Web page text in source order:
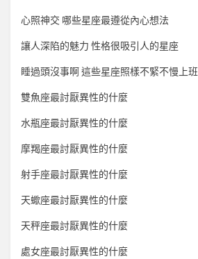
心照神交 哪些星座最遵從內心想法
讓人深陷的魅力 性格很吸引人的星座
睡過頭沒事啊 這些星座照樣不緊不慢上班
雙魚座最討厭異性的什麼
水瓶座最討厭異性的什麼
摩羯座最討厭異性的什麼
射手座最討厭異性的什麼
天蠍座最討厭異性的什麼
天秤座最討厭異性的什麼
處女座最討厭異性的什麼